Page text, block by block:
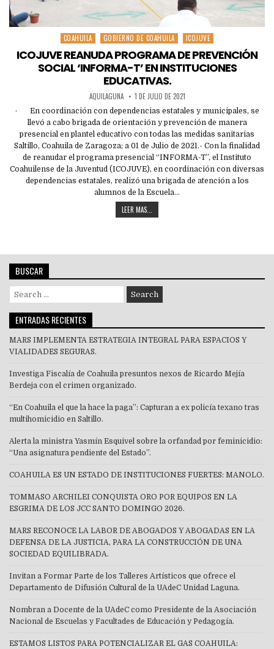
Posted
in
COAHUILA GOBIERNO DE COAHUILA ICOJUVE
ICOJUVE REANUDA PROGRAMA DE PREVENCIÓN
SOCIAL ‘INFORMA-T’ EN INSTITUCIONES
EDUCATIVAS.
AQUILAGUNA 1 DE JULIO DE 2021
· En coordinación con dependencias estatales y municipales, se
llevó a cabo brigada de orientación y prevención de manera
presencial en plantel educativo con todas las medidas sanitarias
Saltillo, Coahuila de Zaragoza; a 01 de Julio de 2021.- Con la finalidad
de reanudar el programa presencial “INFORMA-T”, el Instituto
Coahuilense de la Juventud (ICOJUVE), en coordinación con diversas
dependencias estatales, realizó una brigada de atención a los
alumnos de la Escuela…
LEER MAS...
BUSCAR
Search
for:
ENTRADAS RECIENTES
MARS IMPLEMENTA ESTRATEGIA INTEGRAL PARA ESPACIOS Y
VIALIDADES SEGURAS.
Investiga Fiscalía de Coahuila presuntos nexos de Ricardo Mejía
Berdeja con el crimen organizado.
“En Coahuila el que la hace la paga”: Capturan a ex policía texano tras
multihomicidio en Saltillo.
Alerta la ministra Yasmín Esquivel sobre la orfandad por feminicidio:
“Una asignatura pendiente del Estado”.
COAHUILA ES UN ESTADO DE INSTITUCIONES FUERTES: MANOLO.
TOMMASO ARCHILEI CONQUISTA ORO POR EQUIPOS EN LA
ESGRIMA DE LOS JCC SANTO DOMINGO 2026.
MARS RECONOCE LA LABOR DE ABOGADOS Y ABOGADAS EN LA
DEFENSA DE LA JUSTICIA, PARA LA CONSTRUCCIÓN DE UNA
SOCIEDAD EQUILIBRADA.
Invitan a Formar Parte de los Talleres Artísticos que ofrece el
Departamento de Difusión Cultural de la UAdeC Unidad Laguna.
Nombran a Docente de la UAdeC como Presidente de la Asociación
Nacional de Escuelas y Facultades de Educación y Pedagogía.
ESTAMOS LISTOS PARA POTENCIALIZAR EL GAS COAHUILA: